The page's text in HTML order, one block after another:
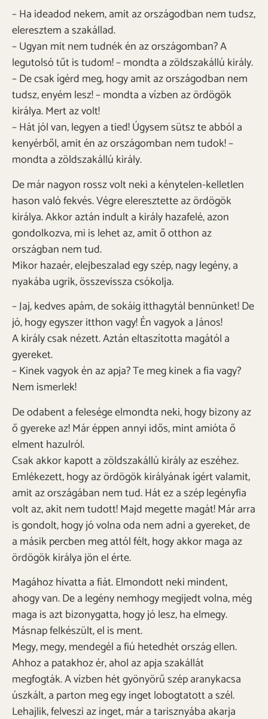
– Ha ideadod nekem, amit az országodban nem tudsz,
eleresztem a szakállad.
– Ugyan mit nem tudnék én az országomban? A
legutolsó tűt is tudom! – mondta a zöldszakállú király.
– De csak ígérd meg, hogy amit az országodban nem
tudsz, enyém lesz! – mondta a vízben az ördögök
királya. Mert az volt!
– Hát jól van, legyen a tied! Úgysem sütsz te abból a
kenyérből, amit én az országomban nem tudok! –
mondta a zöldszakállú király.
De már nagyon rossz volt neki a kénytelen-kelletlen
hason való fekvés. Végre eleresztette az ördögök
királya. Akkor aztán indult a király hazafelé, azon
gondolkozva, mi is lehet az, amit ő otthon az
országban nem tud.
Mikor hazaér, elejbeszalad egy szép, nagy legény, a
nyakába ugrik, összevissza csókolja.
– Jaj, kedves apám, de sokáig itthagytál bennünket! De
jó, hogy egyszer itthon vagy! Én vagyok a János!
A király csak nézett. Aztán eltaszította magától a
gyereket.
– Kinek vagyok én az apja? Te meg kinek a fia vagy?
Nem ismerlek!
De odabent a felesége elmondta neki, hogy bizony az
ő gyereke az! Már éppen annyi idős, mint amióta ő
elment hazulról.
Csak akkor kapott a zöldszakállú király az eszéhez.
Emlékezett, hogy az ördögök királyának ígért valamit,
amit az országában nem tud. Hát ez a szép legényfia
volt az, akit nem tudott! Majd megette magát! Már arra
is gondolt, hogy jó volna oda nem adni a gyereket, de
a másik percben meg attól félt, hogy akkor maga az
ördögök királya jön el érte.
Magához hívatta a fiát. Elmondott neki mindent,
ahogy van. De a legény nemhogy megijedt volna, még
maga is azt bizonygatta, hogy jó lesz, ha elmegy.
Másnap felkészült, el is ment.
Megy, megy, mendegél a fiú hetedhét ország ellen.
Ahhoz a patakhoz ér, ahol az apja szakállát
megfogták. A vízben hét gyönyörű szép aranykacsa
úszkált, a parton meg egy inget lobogtatott a szél.
Lehajlik, felveszi az inget, már a tarisznyába akarja